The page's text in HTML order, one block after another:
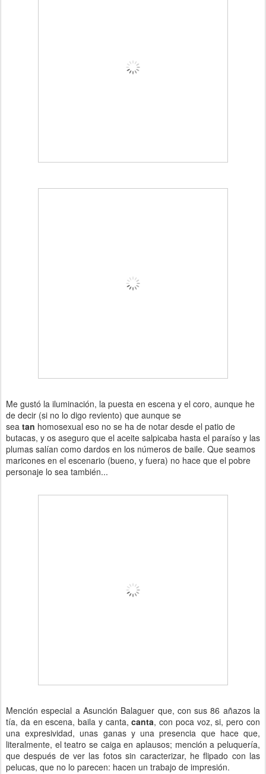
Me gustó la iluminación, la puesta en escena y el coro, aunque he
de decir (si no lo digo reviento) que aunque se
sea tan homosexual eso no se ha de notar desde el patio de
butacas, y os aseguro que el aceite salpicaba hasta el paraíso y las
plumas salían como dardos en los números de baile. Que seamos
maricones en el escenario (bueno, y fuera) no hace que el pobre
personaje lo sea también...
Mención especial a Asunción Balaguer que, con sus 86 añazos la
tía, da en escena, baila y canta,canta, con poca voz, si, pero con
una expresividad, unas ganas y una presencia que hace que,
literalmente, el teatro se caiga en aplausos; mención a peluquería,
que después de ver las fotos sin caracterizar, he flipado con las
pelucas, que no lo parecen: hacen un trabajo de impresión.